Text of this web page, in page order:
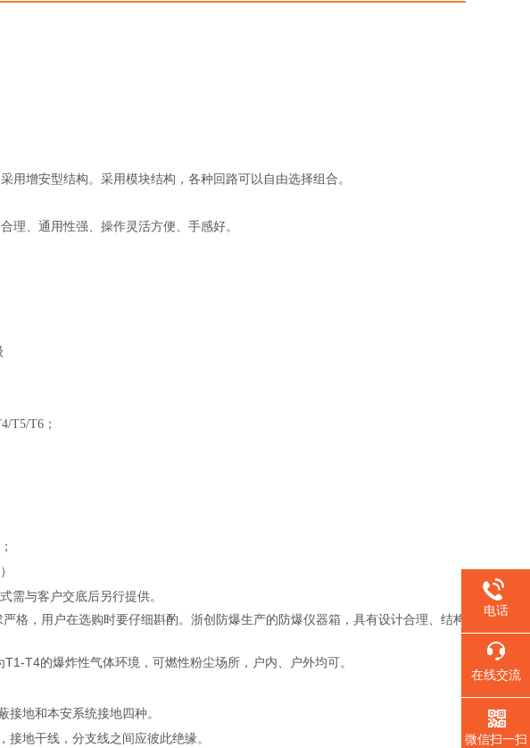
增安型结构。采用模块结构，各种回路可以自由选择组合。
理、通用性强、操作灵活方便、手感好。
T5/T6；
需与客户交底后另行提供。
格，用户在选购时要仔细斟酌。浙创防爆生产的防爆仪器箱，具有设计合理、结构
T1-T4的爆炸性气体环境，可燃性粉尘场所，户内、户外均可。
接地和本安系统接地四种。
接地干线，分支线之间应彼此绝缘。
电话
在线交流
微信扫一扫